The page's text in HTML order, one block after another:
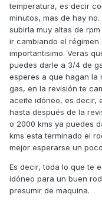
temperatura, es decir
minutos, mas de hay
subirla muy altas de
ir cambiando el
importantisimo. Veras
puedes darle a 3/4 de
esperes a que hagan la
gas, en la revisión te
aceite idóneo, es decir,
hasta después de la
o 2000 kms ya puedes
kms esta terminado el
mejor esperarse un
Es decir, toda lo que te
idóneo para un buen
presumir de maquina.